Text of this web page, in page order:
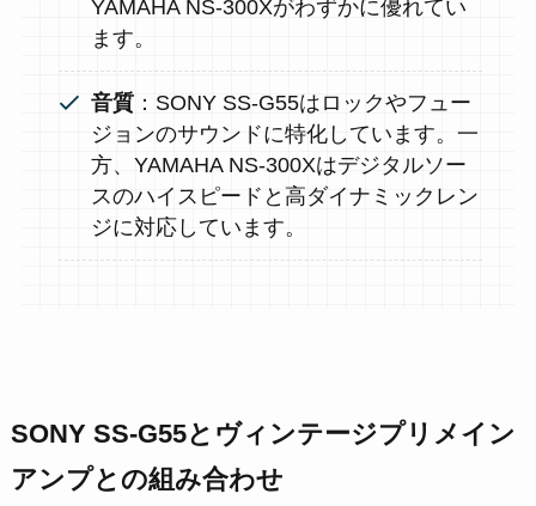
YAMAHA NS-300Xがわずかに優れてい
ます。
音質 ：SONY SS-G55はロックやフュー
ジョンのサウンドに特化しています。一
方、YAMAHA NS-300Xはデジタルソー
スのハイスピードと高ダイナミックレン
ジに対応しています。
SONY SS-G55とヴィンテージプリメイン
アンプとの組み合わせ